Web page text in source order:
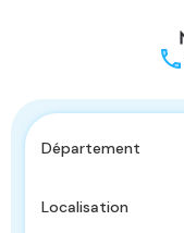
Département
Localisation